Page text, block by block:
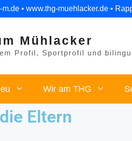
• www.thg-muehlacker.de •
Mühlacker
Profil, Sportprofil und
Wir am THG
Eltern